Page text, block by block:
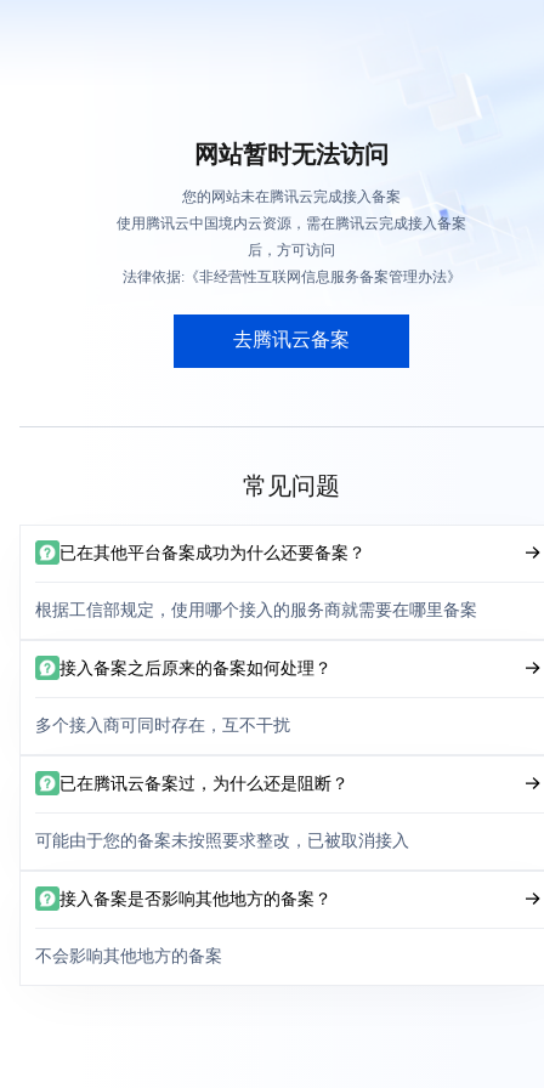
网站暂时无法访问
您的网站未在腾讯云完成接入备案
使用腾讯云中国境内云资源，需在腾讯云完成接入备案
后，方可访问
法律依据:《非经营性互联网信息服务备案管理办法》
去腾讯云备案
常见问题
已在其他平台备案成功为什么还要备案？
根据工信部规定，使用哪个接入的服务商就需要在哪里备案
接入备案之后原来的备案如何处理？
多个接入商可同时存在，互不干扰
已在腾讯云备案过，为什么还是阻断？
可能由于您的备案未按照要求整改，已被取消接入
接入备案是否影响其他地方的备案？
不会影响其他地方的备案